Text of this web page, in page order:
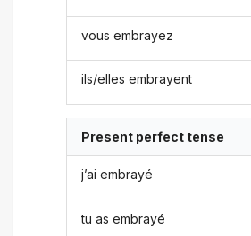
vous embrayez
ils/elles embrayent
Present perfect tense
j’ai embrayé
tu as embrayé